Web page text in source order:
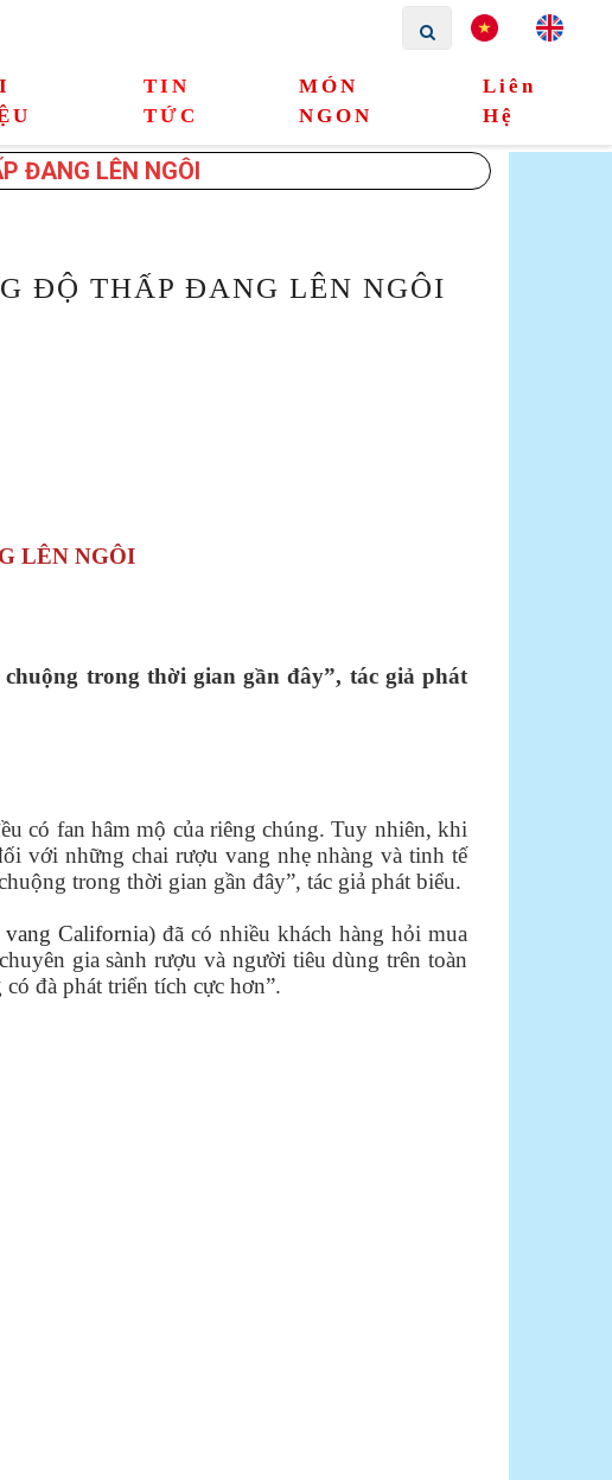
TIN
TỨC
MÓN
NGON
Liên
Hệ
ĐANG LÊN NGÔI
ĐỘ THẤP ĐANG LÊN NGÔI
LÊN NGÔI
trong thời gian gần đây”, tác giả phát
có fan hâm mộ của riêng chúng. Tuy nhiên, khi
với những chai rượu vang nhẹ nhàng và tinh tế
trong thời gian gần đây”, tác giả phát biểu.
vang California) đã có nhiều khách hàng hỏi mua
gia sành rượu và người tiêu dùng trên toàn
đà phát triển tích cực hơn”.